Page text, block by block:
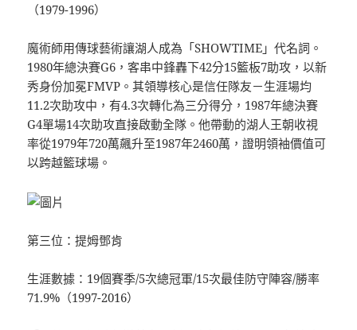
（1979-1996）
魔術師用傳球藝術讓湖人成為「SHOWTIME」代名詞。
1980年總決賽G6，客串中鋒轟下42分15籃板7助攻，以新
秀身份加冕FMVP。其領導核心是信任隊友－生涯場均
11.2次助攻中，有4.3次轉化為三分得分，1987年總決賽
G4單場14次助攻直接啟動全隊。他帶動的湖人王朝收視
率從1979年720萬飆升至1987年2460萬，證明領袖價值可
以跨越籃球場。
第三位：提姆鄧肯
生涯數據：19個賽季/5次總冠軍/15次最佳防守陣容/勝率
71.9%（1997-2016）